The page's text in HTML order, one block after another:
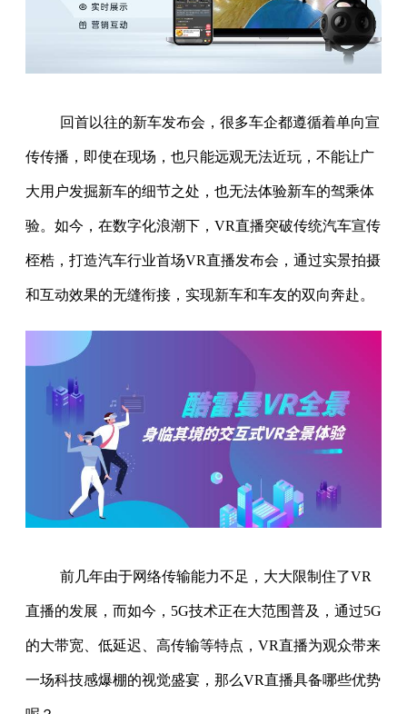
回首以往的新车发布会，很多车企都遵循着单向宣
传传播，即使在现场，也只能远观无法近玩，不能让广
大用户发掘新车的细节之处，也无法体验新车的驾乘体
验。如今，在数字化浪潮下，VR直播突破传统汽车宣传
桎梏，打造汽车行业首场VR直播发布会，通过实景拍摄
和互动效果的无缝衔接，实现新车和车友的双向奔赴。
前几年由于网络传输能力不足，大大限制住了VR
直播的发展，而如今，5G技术正在大范围普及，通过5G
的大带宽、低延迟、高传输等特点，VR直播为观众带来
一场科技感爆棚的视觉盛宴，那么VR直播具备哪些优势